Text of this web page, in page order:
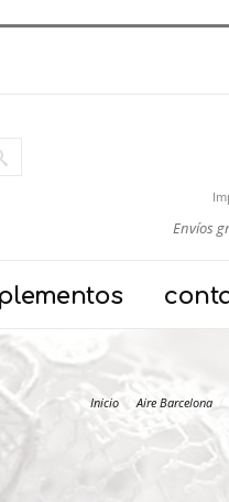
Envíos
Inicio Aire Barcelona